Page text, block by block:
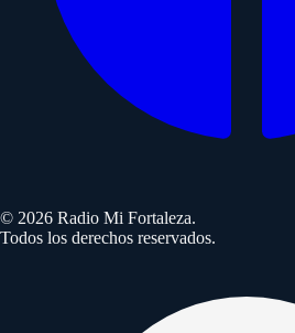
© 2026 Radio Mi Fortaleza.
Todos los derechos reservados.